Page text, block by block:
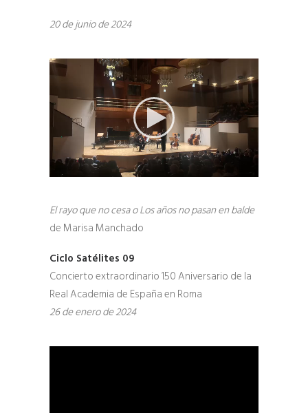
20 de junio de 2024
El rayo que no cesa o Los años no pasan en balde
de Marisa Manchado
Ciclo Satélites 09
Concierto extraordinario 150 Aniversario de la
Real Academia de España en Roma
26 de enero de 2024